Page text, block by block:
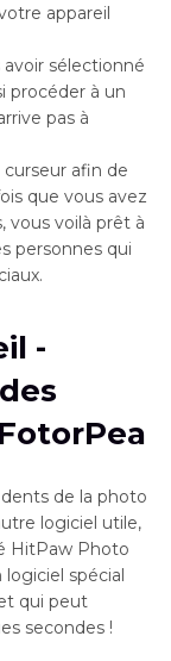
appareil
sélectionné
procéder à un
pas à
afin de
que vous avez
vous voilà prêt à
personnes qui
-
de la photo
logiciel utile,
HitPaw Photo
spécial
qui peut
secondes !